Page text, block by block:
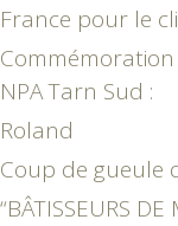
France pour le
Commémoration
NPA Tarn Sud :
Roland
Coup de gueule
“BÂTISSEURS